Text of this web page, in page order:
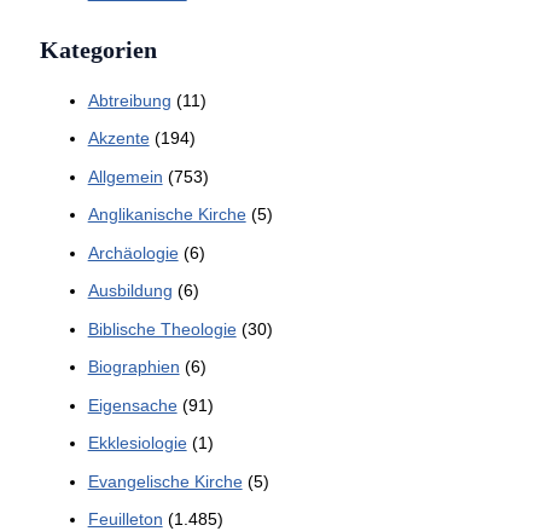
Kategorien
Abtreibung (11)
Akzente(194)
Allgemein (753)
Anglikanische Kirche(5)
Archäologie(6)
Ausbildung (6)
Biblische Theologie(30)
Biographien (6)
Eigensache(91)
Ekklesiologie(1)
Evangelische Kirche(5)
Feuilleton (1.485)